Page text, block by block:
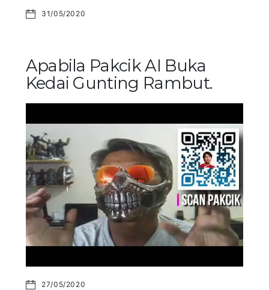
31/05/2020
Apabila Pakcik AI Buka
Kedai Gunting Rambut.
27/05/2020